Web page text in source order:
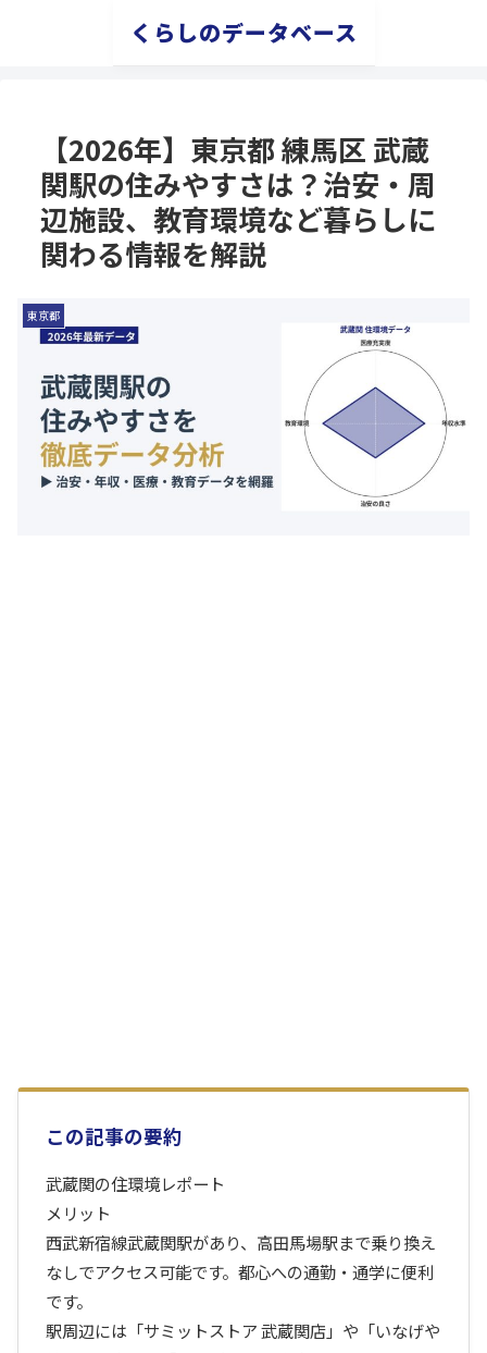
くらしのデータベース
【2026年】東京都 練馬区 武蔵
関駅の住みやすさは？治安・周
辺施設、教育環境など暮らしに
関わる情報を解説
東京都
この記事の要約
武蔵関の住環境レポート
メリット
西武新宿線武蔵関駅があり、高田馬場駅まで乗り換え
なしでアクセス可能です。都心への通勤・通学に便利
です。
駅周辺には「サミットストア 武蔵関店」や「いなげや